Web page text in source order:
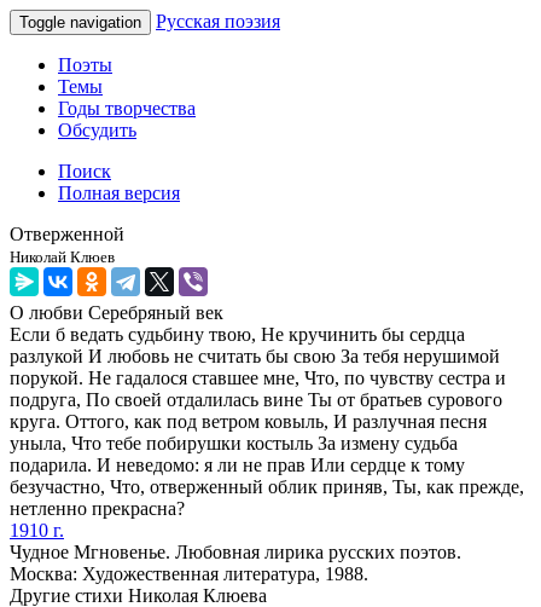
Toggle navigation Русская поэзия
Поэты
Темы
Годы творчества
Обсудить
Поиск
Полная версия
Отверженной
Николай Клюев
О любви Серебряный век
Если б ведать судьбину твою, Не кручинить бы сердца
разлукой И любовь не считать бы свою За тебя нерушимой
порукой. Не гадалося ставшее мне, Что, по чувству сестра и
подруга, По своей отдалилась вине Ты от братьев сурового
круга. Оттого, как под ветром ковыль, И разлучная песня
уныла, Что тебе побирушки костыль За измену судьба
подарила. И неведомо: я ли не прав Или сердце к тому
безучастно, Что, отверженный облик приняв, Ты, как прежде,
нетленно прекрасна?
1910 г.
Чудное Мгновенье. Любовная лирика русских поэтов.
Москва: Художественная литература, 1988.
Другие стихи Николая Клюева